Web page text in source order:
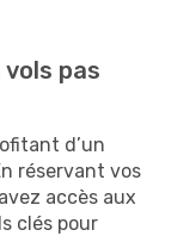
pas
d’un
réservant vos
accès aux
clés pour